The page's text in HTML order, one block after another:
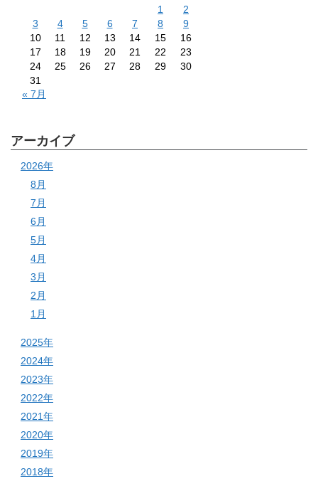
1
2
3
4 5 6 7 8
9
10
11 12 13 14 15
16
17
18 19 20 21 22
23
24
25 26 27 28 29
30
31
« 7月
アーカイブ
2026年
8月
7月
6月
5月
4月
3月
2月
1月
2025年
2024年
2023年
2022年
2021年
2020年
2019年
2018年